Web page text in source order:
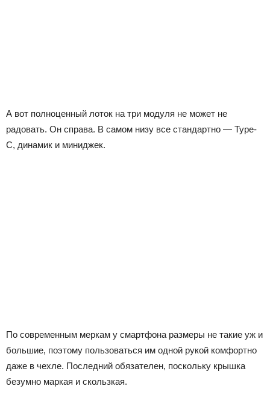
А вот полноценный лоток на три модуля не может не
радовать. Он справа. В самом низу все стандартно — Type-
C, динамик и миниджек.
По современным меркам у смартфона размеры не такие уж и
большие, поэтому пользоваться им одной рукой комфортно
даже в чехле. Последний обязателен, поскольку крышка
безумно маркая и скользкая.